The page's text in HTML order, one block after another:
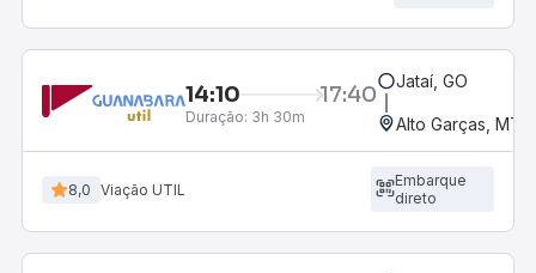
14:10 17:40
Duração: 3h 30m
Jataí, GO
Alto Garças, MT
8,0 Viação UTIL
Embarque
direto